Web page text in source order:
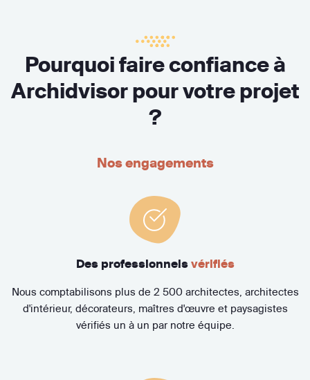
Pourquoi faire confiance à
Archidvisor pour votre projet
?
Nos engagements
Des professionnels vérifiés
Nous comptabilisons plus de 2 500 architectes, architectes
d'intérieur, décorateurs, maîtres d'œuvre et paysagistes
vérifiés un à un par notre équipe.